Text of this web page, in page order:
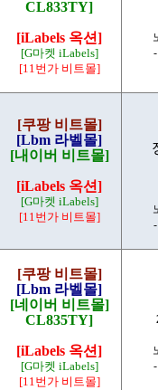
CL833TY]
[iLabels 옥션]
[G마켓 iLabels]
[11번가 비트몰]
[쿠팡 비트몰]
[Lbm 라벨몰]
[내이버 비트몰]
[iLabels 옥션]
[G마켓 iLabels]
[11번가 비트몰]
[쿠팡 비트몰]
[Lbm 라벨몰]
[네이버 비트몰]
CL835TY]
[iLabels 옥션]
[G마켓 iLabels]
[11번가 비트몰]